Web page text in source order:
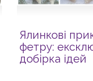
Ялинкові
фетру:
добірка ідей